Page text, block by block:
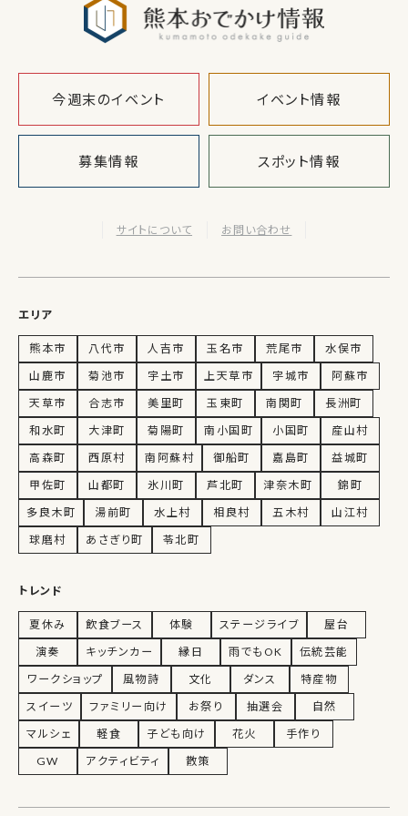
今週末のイベント イベント情報
募集情報 スポット情報
サイトについて お問い合わせ
エリア
熊本市 八代市 人吉市 玉名市 荒尾市
水俣市
山鹿市
菊池市 宇土市 上天草市 宇城市
阿蘇市
天草市
合志市 美里町 玉東町 南関町
長洲町
和水町
大津町 菊陽町 南小国町 小国町
産山村
高森町
西原村 南阿蘇村 御船町 嘉島町
益城町
甲佐町
山都町 氷川町 芦北町 津奈木町
錦町
多良木町
湯前町 水上村 相良村 五木村
山江村
球磨村
あさぎり町 苓北町
トレンド
夏休み 飲食ブース 体験 ステージライブ
屋台
演奏
キッチンカー 縁日 雨でもOK
伝統芸能
ワークショップ
風物詩 文化 ダンス
特産物
スイーツ
ファミリー向け お祭り 抽選会
自然
マルシェ
軽食 子ども向け 花火
手作り
GW
アクティビティ 散策